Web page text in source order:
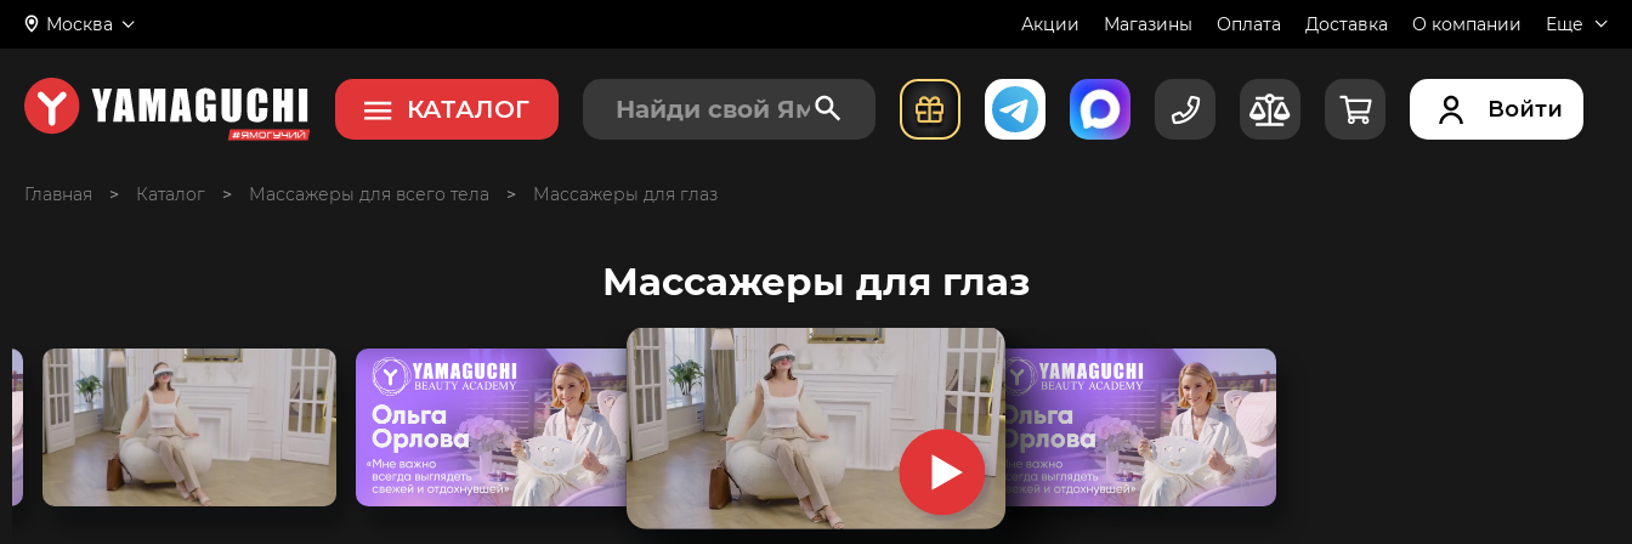
Москва Акции Магазины Оплата Доставка О компании Еще
КАТАЛОГ Войти
Главная > > Массажеры для всего тела > Массажеры для глаз
Массажеры для глаз